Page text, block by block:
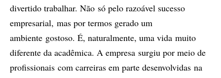
divertido trabalhar. Não só pelo razoável sucesso
empresarial, mas por termos gerado um
ambiente gostoso. É, naturalmente, uma vida muito
diferente da acadêmica. A empresa surgiu por meio de
profissionais com carreiras em parte desenvolvidas na